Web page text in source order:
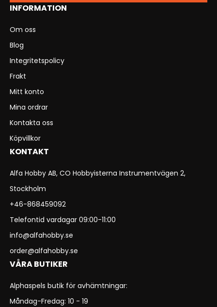
INFORMATION
Om oss
Blog
Integritetspolicy
Frakt
Mitt konto
Mina ordrar
Kontakta oss
Köpvillkor
KONTAKT
Alfa Hobby AB, CO Hobbyisterna Instrumentvägen 2,
Stockholm
+46-868459092
Telefontid vardagar 09:00-11:00
info@alfahobby.se
order@alfahobby.se
VÅRA BUTIKER
Alphaspels butik för avhämtningar:
Måndag-Fredag: 10 - 19